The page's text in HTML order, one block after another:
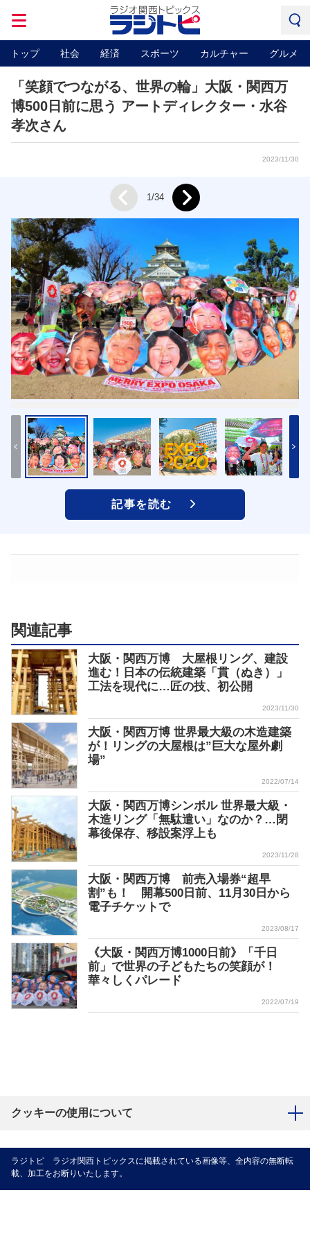
トップ 社会 経済 スポーツ カルチャー グルメ
「笑顔でつながる、世界の輪」大阪・関西万
博500日前に思う アートディレクター・水谷
孝次さん
2023/11/30
1/34
記事を読む
関連記事
大阪・関西万博 大屋根リング、建設
進む！日本の伝統建築「貫（ぬき）」
工法を現代に…匠の技、初公開
2023/11/30
大阪・関西万博 世界最大級の木造建築
が！リングの大屋根は”巨大な屋外劇
場”
2022/07/14
大阪・関西万博シンボル 世界最大級・
木造リング「無駄遣い」なのか？…閉
幕後保存、移設案浮上も
2023/11/28
大阪・関西万博 前売入場券“超早
割”も！ 開幕500日前、11月30日から
電子チケットで
2023/08/17
《大阪・関西万博1000日前》「千日
前」で世界の子どもたちの笑顔が！
華々しくパレード
2022/07/19
クッキーの使用について
ラジトピ ラジオ関西トピックスに掲載されている画像等、全内容の無断転
載、加工をお断りいたします。